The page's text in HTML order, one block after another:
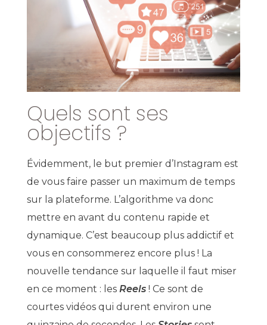
Quels sont ses
objectifs ?
Évidemment, le but premier d’Instagram est
de vous faire passer un maximum de temps
sur la plateforme. L’algorithme va donc
mettre en avant du contenu rapide et
dynamique. C’est beaucoup plus addictif et
vous en consommerez encore plus ! La
nouvelle tendance sur laquelle il faut miser
en ce moment : les Reels ! Ce sont de
courtes vidéos qui durent environ une